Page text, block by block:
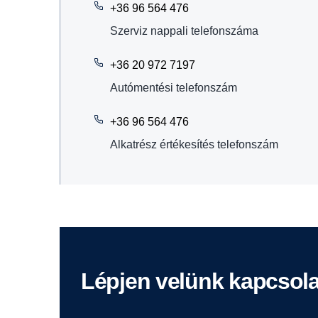
+36 96 564 476
Szerviz nappali telefonszáma
+36 20 972 7197
Autómentési telefonszám
+36 96 564 476
Alkatrész értékesítés telefonszám
Lépjen velünk